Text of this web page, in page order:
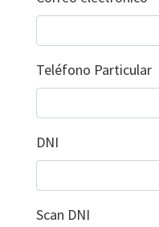
Teléfono Particular
DNI
Scan DNI